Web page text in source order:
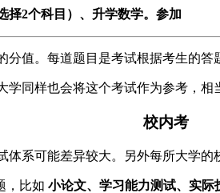
择2个科目）、升学数学。参加
值。每道题目是考试根据考生的答
同样也会将这个考试作为参考，相
校内考
系可能差异较大。另外每所大学
，比如 小论文、学习能力测试、实际